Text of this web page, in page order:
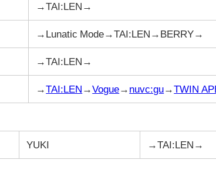
→TAI:LEN→
→Lunatic Mode→TAI:LEN→BERRY→
→TAI:LEN→
→TAI:LEN →Vogue→ nuvc:gu→TWIN
YUKI →TAI:LEN→